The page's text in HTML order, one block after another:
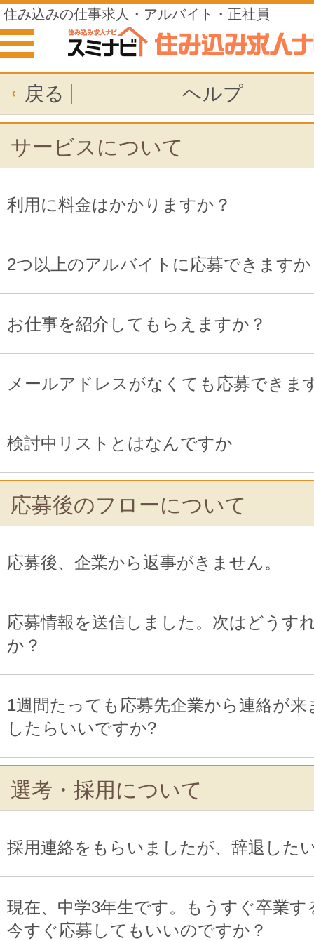
住み込みの仕事求人・アルバイト・正社員
戻る ヘルプ
サービスについて
利用に料金はかかりますか？
2つ以上のアルバイトに応募できますか
お仕事を紹介してもらえますか？
メールアドレスがなくても応募できま
検討中リストとはなんですか
応募後のフローについて
応募後、企業から返事がきません。
応募情報を送信しました。次はどうす
か？
1週間たっても応募先企業から連絡が
したらいいですか?
選考・採用について
採用連絡をもらいましたが、辞退した
現在、中学3年生です。もうすぐ卒業
今すぐ応募してもいいのですか？